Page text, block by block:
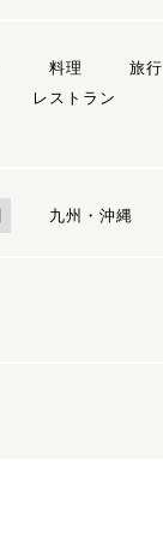
料理 旅行
レストラン
九州・沖縄